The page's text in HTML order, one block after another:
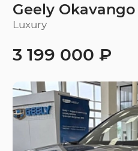
Geely Okavango
Luxury
3 199 000 ₽